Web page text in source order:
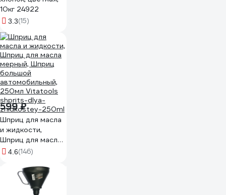
10кг 24922
3.3(15)
599 ₽
Шприц для масла
и жидкости,
Шприц для масла
мерный, Шприц
автомобильный,
250мл Vitatools
shprits-dlya-
4.6(146)